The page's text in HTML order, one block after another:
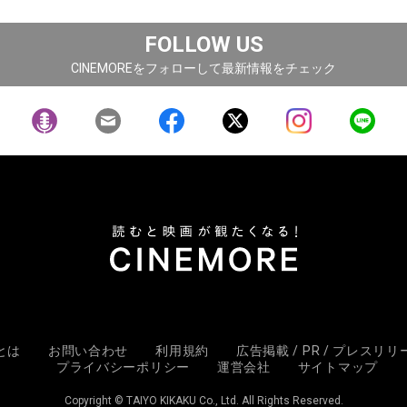
FOLLOW US
CINEMOREをフォローして最新情報をチェック
は お問い合わせ 利用規約
広告掲載 / PR / プレスリリ
プライバシーポリシー
運営会社 サイトマップ
Copyright © TAIYO KIKAKU Co., Ltd. All Rights Reserved.